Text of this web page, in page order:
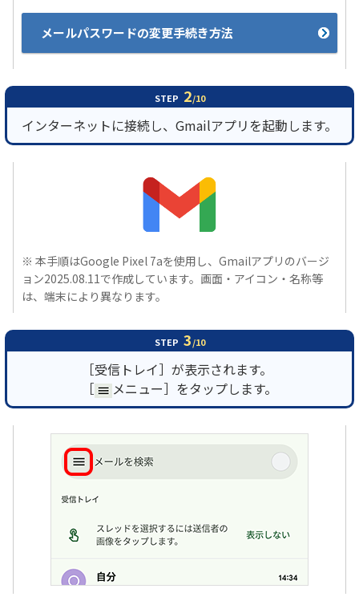
メールパスワードの変更手続き方法
STEP 2/10
インターネットに接続し、Gmailアプリを起動します。
※ 本手順はGoogle Pixel 7aを使用し、Gmailアプリのバージ
ョン2025.08.11で作成しています。画面・アイコン・名称等
は、端末により異なります。
STEP 3/10
［受信トレイ］が表示されます。
［
メニュー］をタップします。